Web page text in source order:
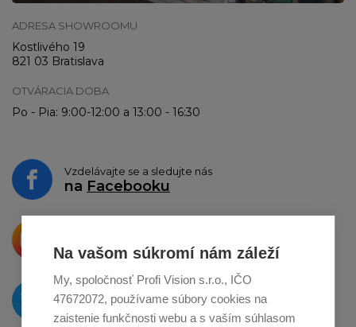
Na vašom súkromí nám záleží
My, spoločnosť Profi Vision s.r.o., IČO
47672072, používame súbory cookies na
zaistenie funkčnosti webu a s vaším súhlasom
ADRESA SHOWROOMU
Kostlivého 19
821 03 Bratislava
OTVÁRACIA DOBA
Po - Pia: 9:00-12:00 a 13:00 - 16:30
Vzdelávajte se a sledujte nás
na Facebooku
o zdieľanie naInstagrame
O novinkách píšeme
naTwitteri